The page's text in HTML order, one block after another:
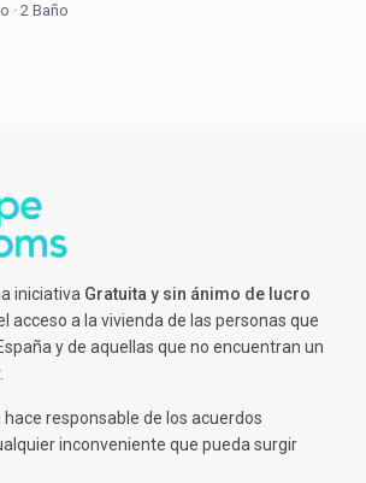
· 2 Baño
iniciativa Gratuita y sin ánimo de lucro
acceso a la vivienda de las personas que
y de aquellas que no encuentran un
hace responsable de los acuerdos
inconveniente que pueda surgir